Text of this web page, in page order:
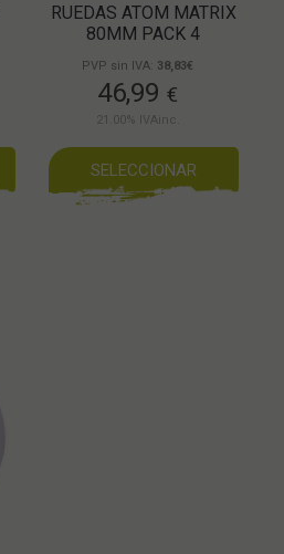
RUEDAS ATOM MATRIX
80MM PACK 4
PVP sin IVA: 38,83€
46,99 €
21.00% IVAinc.
SELECCIONAR